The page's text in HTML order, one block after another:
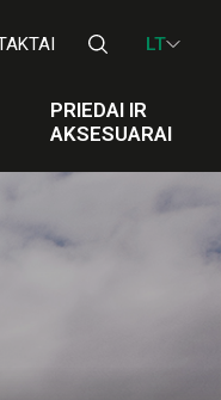
LT
PRIEDAI IR
AKSESUARAI